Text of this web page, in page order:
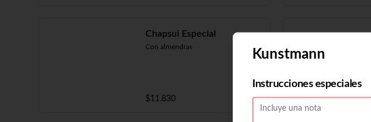
Chapsui Especial
Con almendras
$11.830
Kunstmann
Instrucciones especiales